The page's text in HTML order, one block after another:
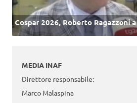
Cospar 2026, Roberto Ragazzoni
MEDIA INAF
Direttore responsabile:
Marco Malaspina